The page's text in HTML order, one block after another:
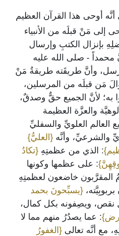
أنَّه أوحى هذا القرآن العظيم
إلى مَنْ قبلَه من الأنبياء
بإنزال الكتبِ وإرسال
محمداً - صلى الله عليه
وأنَّ طريقَته طريقةُ مَنْ
مَن قبلَه من المرسلين،
به؛ لأنَّ الجميع حقٌّ وصدقٌ،
والعزَّة العظيمة
العالم العلويِّ والسفليِّ
والشرعيِّ، وأنَّه {العليُّ}
: الذي من عظمتِهِ {تكادُ
: على عظمها وكونها
المقرَّبون خاضعون لعظمتِهِ
{يسبِّحونَ بحمد
ويصِفونه بكل كمال،
: عما يصدُرُ منهم مما لا
مع أنَّه تعالى {الغفورُ